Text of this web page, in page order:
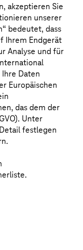
Cloud-
sie
und
auf
über ihre
akzeptieren Sie
unserer
bedeutet, dass
Ihrem Endgerät
Analyse und für
Daten
Europäischen
das dem der
Unter
festlegen